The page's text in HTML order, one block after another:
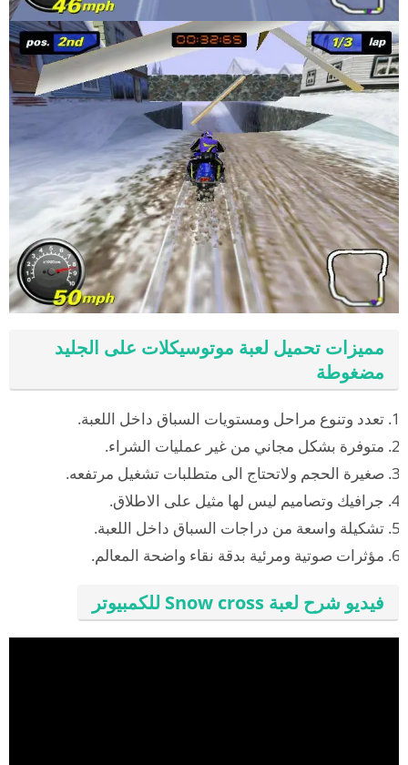
مميزات تحميل لعبة موتوسيكلات على الجليد
مضغوطة
تعدد وتنوع مراحل ومستويات السباق داخل اللعبة.
متوفرة بشكل مجاني من غير عمليات الشراء.
صغيرة الحجم ولاتحتاج الى متطلبات تشغيل مرتفعه.
جرافيك وتصاميم ليس لها مثيل على الاطلاق.
تشكيلة واسعة من دراجات السباق داخل اللعبة.
مؤثرات صوتية ومرئية بدقة نقاء واضحة المعالم.
فيديو شرح لعبة Snow cross للكمبيوتر